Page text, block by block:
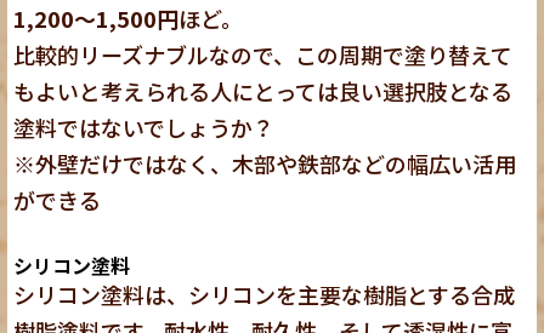
1,200～1,500円ほど。
比較的リーズナブルなので、この周期で塗り替えて
もよいと考えられる人にとっては良い選択肢となる
塗料ではないでしょうか？
※外壁だけではなく、木部や鉄部などの幅広い活用
ができる
シリコン塗料
シリコン塗料は、シリコンを主要な樹脂とする合成